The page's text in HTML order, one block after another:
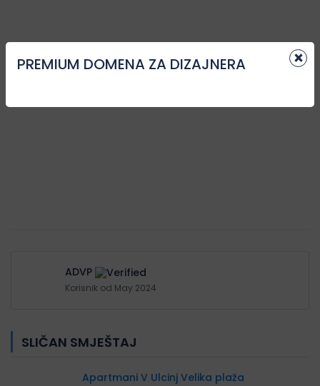
ADVP
Korisnik od May 2024
SLIČAN SMJEŠTAJ
Apartmani V Ulcinj Velika plaža
×
PREMIUM DOMENA ZA DIZAJNERA